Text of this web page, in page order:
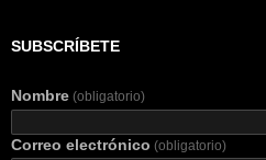
SUBSCRÍBETE
Nombre (obligatorio)
Correo electrónico (obligatorio)